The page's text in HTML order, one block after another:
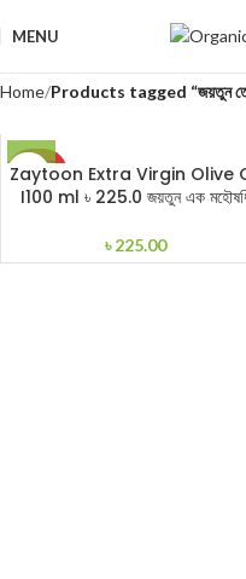
MENU
Home Products tagged “জয়তুন তেল
SOLD
OUT
Zaytoon Extra Virgin Olive
I100 ml ৳ 225.0 জয়তুন এক
৳225.00